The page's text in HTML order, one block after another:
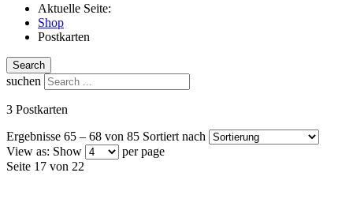
Aktuelle Seite:
Shop
Postkarten
Search
suchen
3 Postkarten
Ergebnisse 65 – 68 von 85 Sortiert nach
View as: Show
per page
Seite 17 von 22